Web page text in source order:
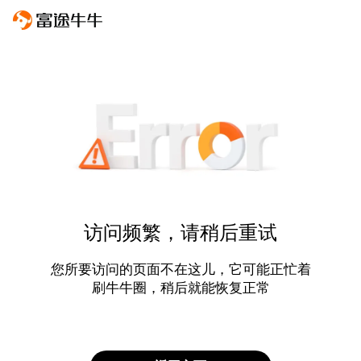
访问频繁，请稍后重试
您所要访问的页面不在这儿，它可能正忙着
刷牛牛圈，稍后就能恢复正常